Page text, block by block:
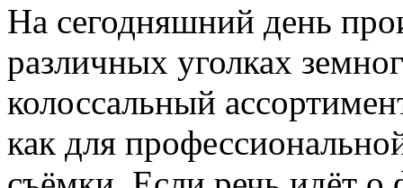
На сегодняшний день
различных уголках
колоссальный
как для